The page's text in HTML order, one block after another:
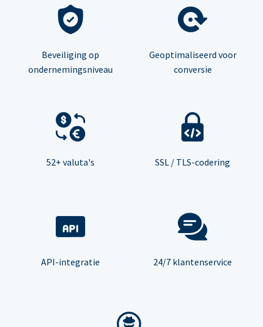
Beveiliging op
ondernemingsniveau
Geoptimaliseerd voor
conversie
52+ valuta's SSL / TLS-codering
API-integratie 24/7 klantenservice